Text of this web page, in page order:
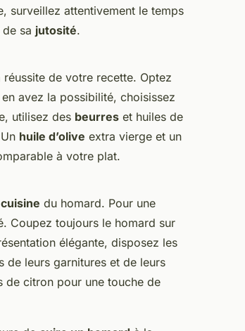
surveillez attentivement le temps
sa jutosité.
de votre recette. Optez
avez la possibilité, choisissez
utilisez des beurres et huiles de
huile d’olive extra vierge et un
à votre plat.
cuisine du homard. Pour une
Coupez toujours le homard sur
élégante, disposez les
de leurs garnitures et de leurs
de citron pour une touche de